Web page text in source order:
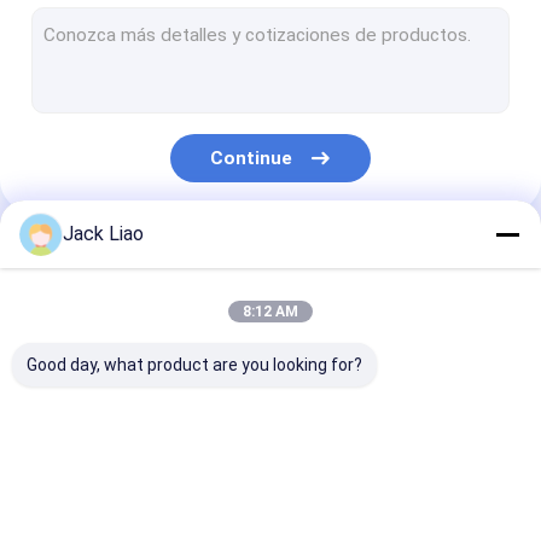
Núcleo do transformador que empilha a tabela
Aleta ondulada que forma a máquina
Continue
Nossas Categorias
Jack Liao
8:12 AM
Good day, what product are you looking for?